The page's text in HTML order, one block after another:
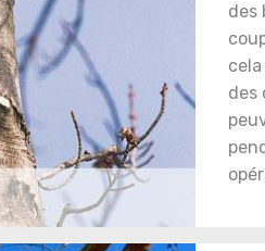
des
des